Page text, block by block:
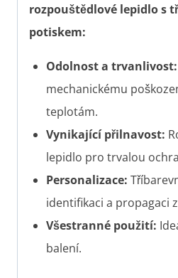
rozpouštědlové lepidlo s
potiskem:
Odolnost a trvanlivost:
mechanickému
teplotám.
Vynikající přilnavost:
lepidlo pro trvalou
Personalizace:
identifikaci a propagaci
Všestranné použití:
balení.